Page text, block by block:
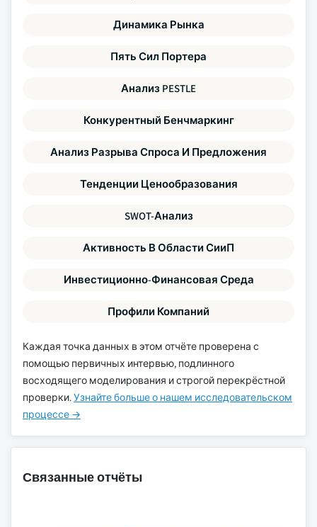
Динамика Рынка
Пять Сил Портера
Анализ PESTLE
Конкурентный Бенчмаркинг
Анализ Разрыва Спроса И Предложения
Тенденции Ценообразования
SWOT-Анализ
Активность В Области СииП
Инвестиционно-Финансовая Среда
Профили Компаний
Каждая точка данных в этом отчёте проверена с
помощью первичных интервью, подлинного
восходящего моделирования и строгой перекрёстной
проверки.Узнайте больше о нашем исследовательском
процессе →
Связанные отчёты